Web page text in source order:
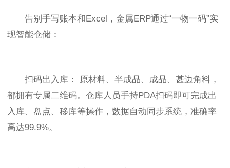
告别手写账本和Excel，金属ERP通过“一物一码”实
现智能仓储：
扫码出入库： 原材料、半成品、成品、甚边角料，
都拥有专属二维码。仓库人员手持PDA扫码即可完成出
入库、盘点、移库等操作，数据自动同步系统，准确率
高达99.9%。